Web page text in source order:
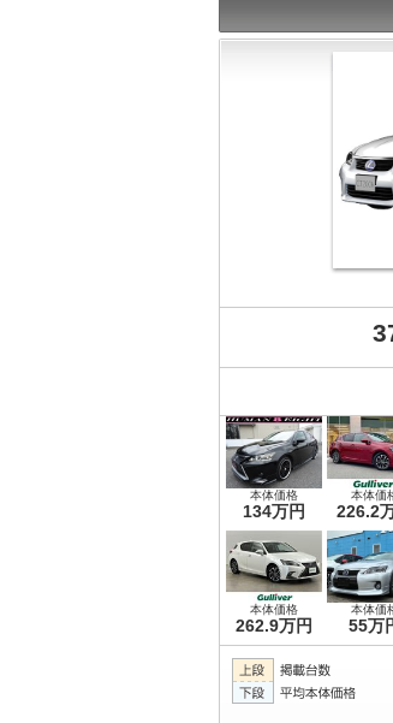
本体価格
134万円
本体価
226.2
本体価格
262.9万円
本体価
55万